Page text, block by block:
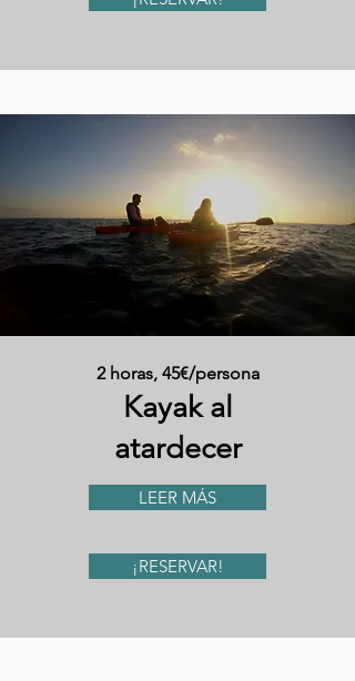
2 horas, 45€/persona
Kayak al
atardecer
LEER MÁS
¡RESERVAR!